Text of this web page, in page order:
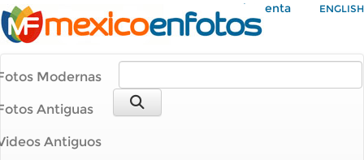
Mi Cuenta ENGLISH
Modernas
Antiguas
Antiguos